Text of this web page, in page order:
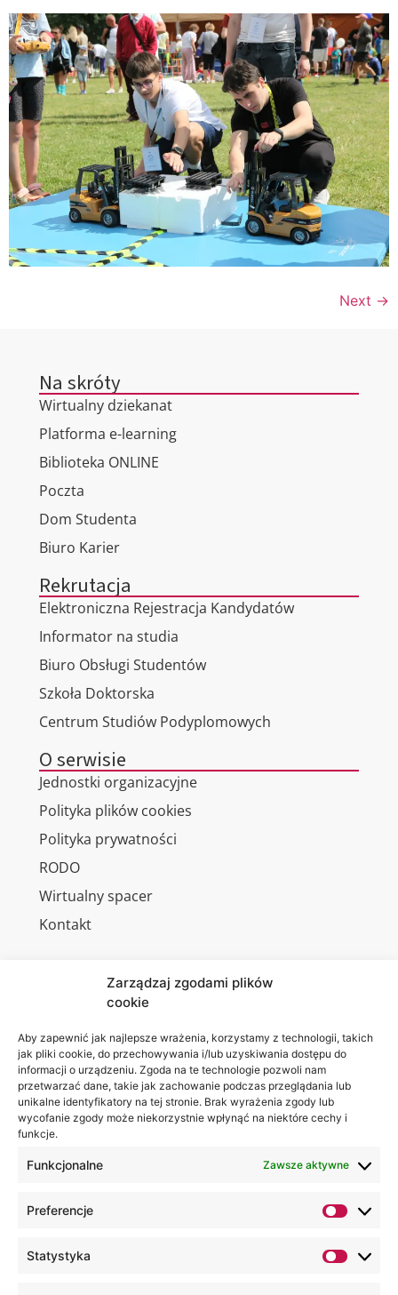
Zarządzaj zgodami plików
cookie
Aby zapewnić jak najlepsze wrażenia, korzystamy z technologii, takich
jak pliki cookie, do przechowywania i/lub uzyskiwania dostępu do
informacji o urządzeniu. Zgoda na te technologie pozwoli nam
przetwarzać dane, takie jak zachowanie podczas przeglądania lub
unikalne identyfikatory na tej stronie. Brak wyrażenia zgody lub
wycofanie zgody może niekorzystnie wpłynąć na niektóre cechy i
funkcje.
Funkcjonalne Zawsze aktywne
Preferencje
Statystyka
Next →
Na skróty
Wirtualny dziekanat
Platforma e-learning
Biblioteka ONLINE
Poczta
Dom Studenta
Biuro Karier
Rekrutacja
Elektroniczna Rejestracja Kandydatów
Informator na studia
Biuro Obsługi Studentów
Szkoła Doktorska
Centrum Studiów Podyplomowych
O serwisie
Jednostki organizacyjne
Polityka plików cookies
Polityka prywatności
RODO
Wirtualny spacer
Kontakt
Akademia
WSEI
ul.
Projektowa
4